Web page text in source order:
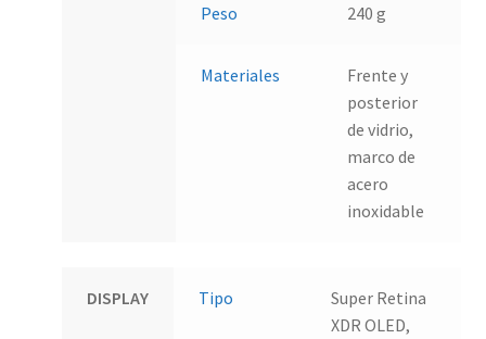
Peso 240 g
Materiales
Frente y
posterior
de vidrio,
marco de
acero
inoxidable
DISPLAY Tipo
Super Retina
XDR OLED,